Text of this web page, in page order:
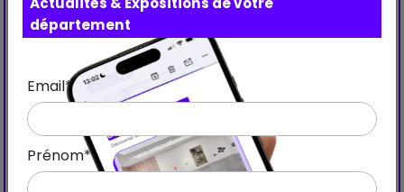
département
Email*
Prénom*